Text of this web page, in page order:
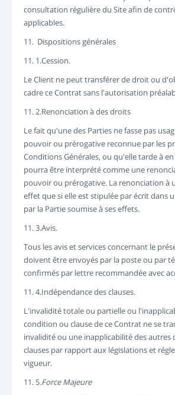
consultation régulière du Site afin de
applicables.
11. Dispositions générales
11. 1.Cession.
Le Client ne peut transférer de droit ou
cadre ce Contrat sans l'autorisation
11. 2.Renonciation à des droits
Le fait qu'une des Parties ne fasse pas
pouvoir ou prérogative reconnue par les
Conditions Générales, ou qu'elle tarde à
pourra être interprété comme une
pouvoir ou prérogative. La renonciation à
effet que si elle est stipulée par écrit dans
par la Partie soumise à ses effets.
11. 3.Avis.
Tous les avis et services concernant le
doivent être envoyés par la poste ou par
confirmés par lettre recommandée avec
11. 4.Indépendance des clauses.
L'invalidité totale ou partielle ou
condition ou clause de ce Contrat ne se
invalidité ou une inapplicabilité des autres
clauses par rapport aux législations et
vigueur.
11. 5.Force Majeure